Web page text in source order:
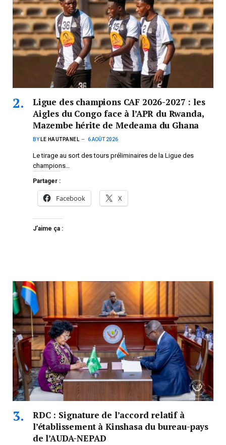
Ligue des champions CAF 2026-2027 : les
Aigles du Congo face à l’APR du Rwanda,
Mazembe hérite de Medeama du Ghana
BY LE HAUTPANEL 6 AOÛT 2026
Le tirage au sort des tours préliminaires de la Ligue des
champions…
Partager :
Facebook X
J’aime ça :
RDC : Signature de l’accord relatif à
l’établissement à Kinshasa du bureau-pays
de l’AUDA-NEPAD